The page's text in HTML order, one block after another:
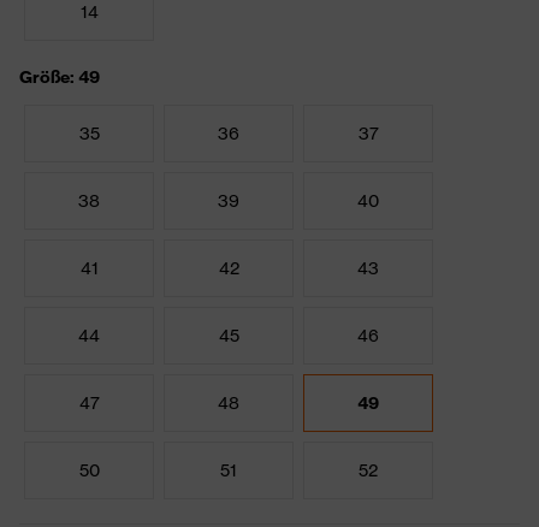
14
Größe: 49
35 36 37
38 39 40
41 42 43
44 45 46
47 48 49
50 51 52